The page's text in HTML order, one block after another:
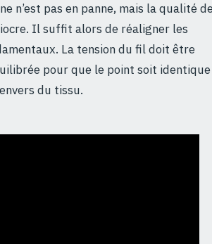
n’est pas en panne, mais la qualité
Il suffit alors de réaligner les
La tension du fil doit être
pour que le point soit identique
du tissu.